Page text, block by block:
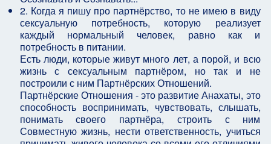
2. Когда я пишу про партнёрство, то не имею в виду
сексуальную потребность, которую реализует
каждый нормальный человек, равно как и
потребность в питании.
Есть люди, которые живут много лет, а порой, и всю
жизнь с сексуальным партнёром, но так и не
построили с ним Партнёрских Отношений.
Партнёрские Отношения - это развитие Анахаты, это
способность воспринимать, чувствовать, слышать,
понимать своего партнёра, строить с ним
Совместную жизнь, нести ответственность, учиться